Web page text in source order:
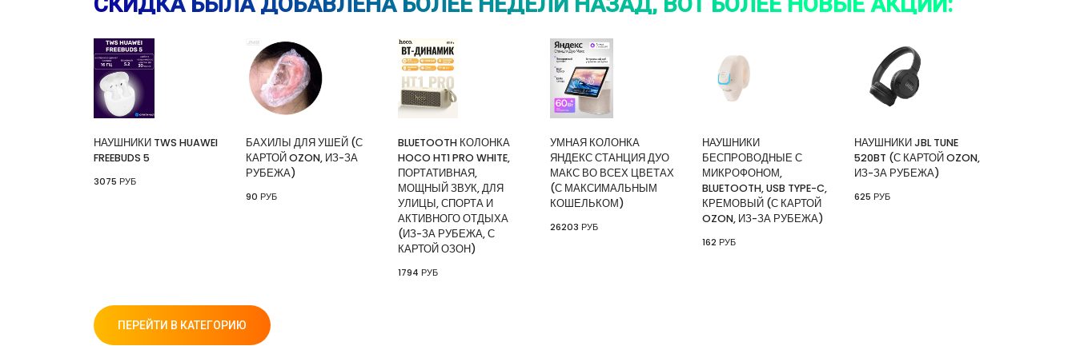
НАУШНИКИ TWS HUAWEI
FREEBUDS 5
3075 РУБ
БАХИЛЫ ДЛЯ УШЕЙ (С
КАРТОЙ OZON, ИЗ-ЗА
РУБЕЖА)
90 РУБ
BLUETOOTH КОЛОНКА
HOCO HT1 PRO WHITE,
ПОРТАТИВНАЯ,
МОЩНЫЙ ЗВУК, ДЛЯ
УЛИЦЫ, СПОРТА И
АКТИВНОГО ОТДЫХА
(ИЗ-ЗА РУБЕЖА, С
КАРТОЙ ОЗОН)
1794 РУБ
УМНАЯ КОЛОНКА
ЯНДЕКС СТАНЦИЯ ДУО
МАКС ВО ВСЕХ ЦВЕТАХ
(С МАКСИМАЛЬНЫМ
КОШЕЛЬКОМ)
26203 РУБ
НАУШНИКИ
БЕСПРОВОДНЫЕ С
МИКРОФОНОМ,
BLUETOOTH, USB TYPE-C,
КРЕМОВЫЙ (С КАРТОЙ
OZON, ИЗ-ЗА РУБЕЖА)
162 РУБ
НАУШНИКИ JBL TUNE
520BT (С КАРТОЙ OZON,
ИЗ-ЗА РУБЕЖА)
625 РУБ
ПЕРЕЙТИ В КАТЕГОРИЮ